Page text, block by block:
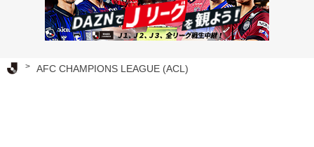
Ｊリーグ TOP
AFC CHAMPIONS LEAGUE (ACL)